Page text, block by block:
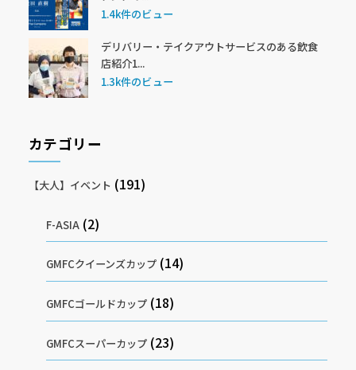
1.4k件のビュー
デリバリー・テイクアウトサービスのある飲食
店紹介1...
1.3k件のビュー
カテゴリー
【大人】イベント (191)
F-ASIA (2)
GMFCクイーンズカップ (14)
GMFCゴールドカップ (18)
GMFCスーパーカップ (23)